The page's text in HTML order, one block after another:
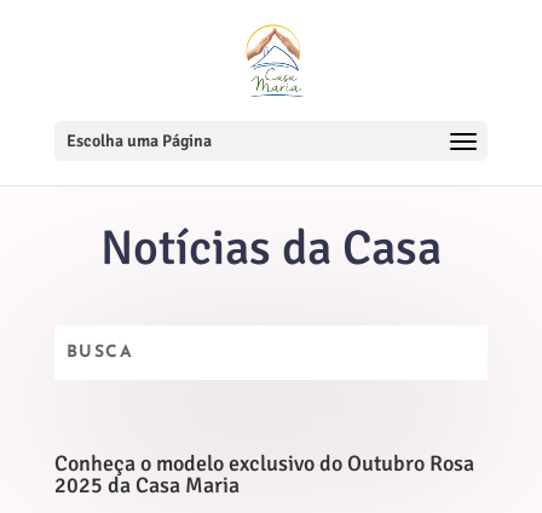
Escolha uma Página
Notícias da Casa
Conheça o modelo exclusivo do Outubro Rosa
2025 da Casa Maria